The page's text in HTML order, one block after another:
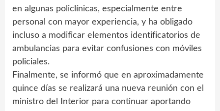
en algunas policlínicas, especialmente entre
personal con mayor experiencia, y ha obligado
incluso a modificar elementos identificatorios de
ambulancias para evitar confusiones con móviles
policiales.
Finalmente, se informó que en aproximadamente
quince días se realizará una nueva reunión con el
ministro del Interior para continuar aportando